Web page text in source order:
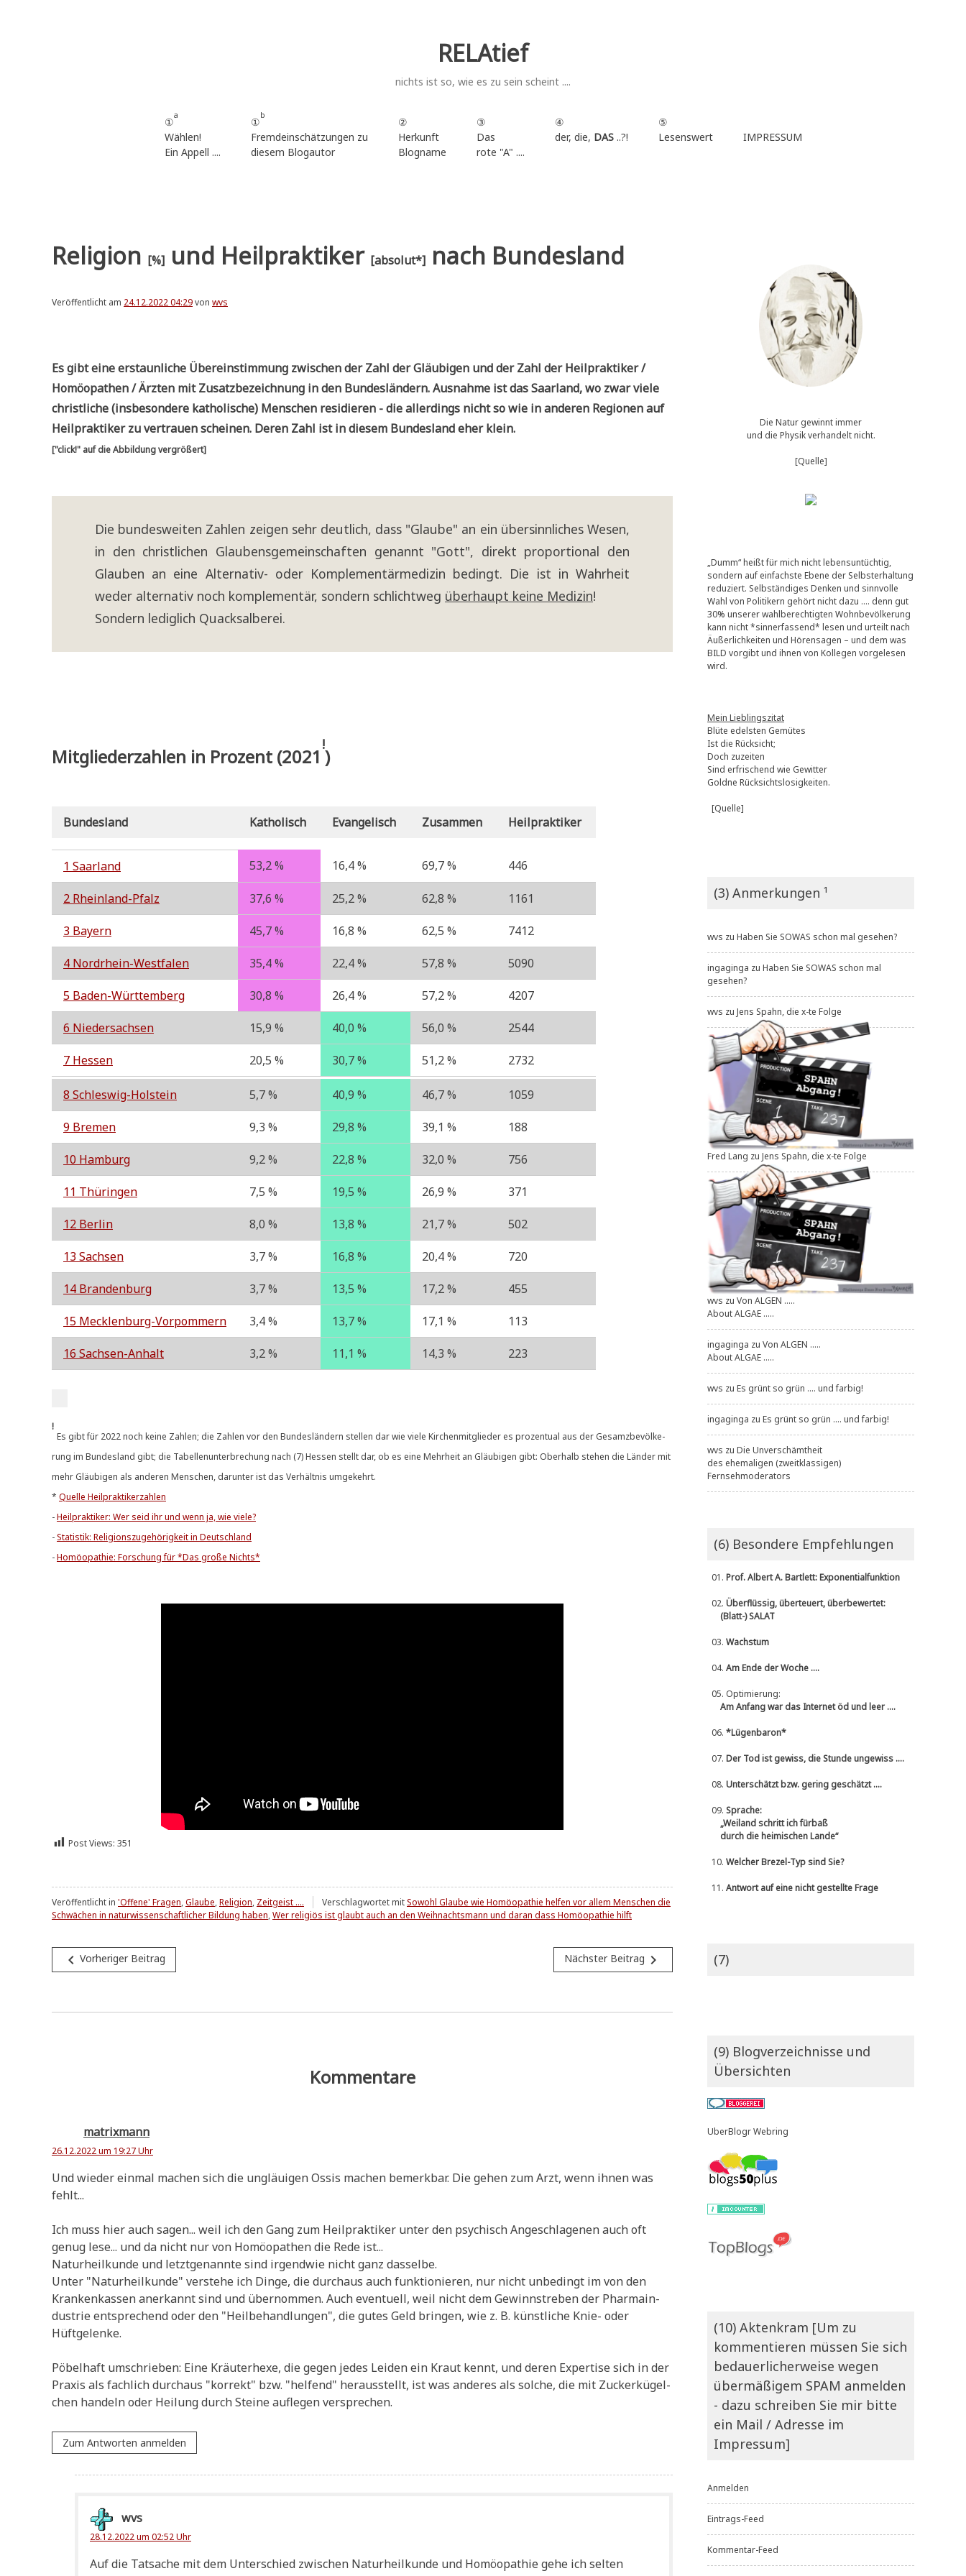
RELAtief
nichts ist so, wie es zu sein scheint ....
①
a
Wählen!
Ein Appell ....
①
b
Fremdeinschätzungen zu
diesem Blogautor
②
Herkunft
Blogname
③
Das
rote "A" ....
④
der, die, DAS..?!
⑤
Lesenswert
IMPRESSUM
Religion [%] und Heilpraktiker [absolut*] nach Bundesland
Veröffentlicht am 24.12.2022 04:29von wvs
Es gibt eine erstaun­li­che Über­ein­stim­mung zwi­schen der Zahl der Gläu­bi­gen und der Zahl der Heil­prak­ti­ker /
Homöo­pa­then / Ärz­ten mit Zusatz­be­zeich­nung in den Bun­des­län­dern. Aus­nah­me ist das Saar­land, wo zwar vie­le
christ­li­che (ins­be­son­de­re katho­li­sche) Men­schen resi­die­ren - die aller­dings nicht so wie in ande­ren Regio­nen auf
Heil­prak­ti­ker zu ver­trau­en schei­nen. Deren Zahl ist in die­sem Bun­des­land eher klein.
["click!" auf die Abbil­dung ver­grö­ßert]
Die bun­des­wei­ten Zah­len zei­gen sehr deut­lich, dass "Glau­be" an ein über­sinn­li­ches Wesen,
in den christ­li­chen Glau­bens­ge­mein­schaf­ten genannt "Gott", direkt pro­por­tio­nal den
Glau­ben an eine Alter­na­tiv- oder Kom­ple­men­tär­me­di­zin bedingt. Die ist in Wahr­heit
weder alter­na­tiv noch kom­ple­men­tär, son­dern schlicht­weg über­haupt kei­ne Medi­zin!
Son­dern ledig­lich Quack­sal­be­rei.
Mitgliederzahlen in Prozent (2021
!
)
Bundesland Katholisch Evangelisch Zusammen Heilpraktiker
1 Saar­land 53,2 % 16,4 % 69,7 % 446
2 Rhein­land-Pfalz 37,6 % 25,2 % 62,8 % 1161
3 Bay­ern 45,7 % 16,8 % 62,5 % 7412
4 Nord­rhein-West­fa­len 35,4 % 22,4 % 57,8 % 5090
5 Baden-Würt­tem­berg 30,8 % 26,4 % 57,2 % 4207
6 Nie­der­sach­sen 15,9 % 40,0 % 56,0 % 2544
7 Hes­sen 20,5 % 30,7 % 51,2 % 2732
8 Schles­wig-Hol­stein 5,7 % 40,9 % 46,7 % 1059
9 Bre­men 9,3 % 29,8 % 39,1 % 188
10 Ham­burg 9,2 % 22,8 % 32,0 % 756
11 Thü­rin­gen 7,5 % 19,5 % 26,9 % 371
12 Ber­lin 8,0 % 13,8 % 21,7 % 502
13 Sach­sen 3,7 % 16,8 % 20,4 % 720
14 Bran­den­burg 3,7 % 13,5 % 17,2 % 455
15 Meck­len­burg-Vor­pom­mern 3,4 % 13,7 % 17,1 % 113
16 Sach­sen-Anhalt 3,2 % 11,1 % 14,3 % 223
!
Es gibt für 2022 noch kei­ne Zah­len; die Zah­len vor den Bun­des­län­dern stel­len dar wie vie­le Kir­chen­mit­glie­der es pro­zen­tu­al aus der Gesamz­be­völ­ke­
rung im Bun­des­land gibt; die Tabel­len­un­ter­bre­chung nach (7) Hes­sen stellt dar, ob es eine Mehr­heit an Gläu­bi­gen gibt: Ober­halb ste­hen die Län­der mit
mehr Gläu­bi­gen als ande­ren Men­schen, dar­un­ter ist das Ver­hält­nis umgekehrt.
* Quel­le Heilpraktikerzahlen
-Heil­prak­ti­ker: Wer seid ihr und wenn ja, wie viele?
-Sta­ti­stik: Reli­gi­ons­zu­ge­hö­rig­keit in Deutschland
-Homöo­pa­thie: For­schung für *Das gro­ße Nichts*
Post Views: 351
Veröffentlicht in 'Offene' Fragen,Glaube,Religion, Zeitgeist .... Verschlagwortet mitSowohl Glaube wie Homöopathie helfen vor allem Menschen die
Schwächen in naturwissenschaftlicher Bildung haben,Wer religiös ist glaubt auch an den Weihnachtsmann und daran dass Homöopathie hilft
Beitragsnavigation
navigate_before Vorheriger Beitrag Nächster Beitrag navigate_next
Kommentare
matrixmann
26.12.2022 um 19:27 Uhr
Und wie­der ein­mal machen sich die ungläu­igen Ossis machen bemerk­bar. Die gehen zum Arzt, wenn ihnen was
fehlt...
Ich muss hier auch sagen... weil ich den Gang zum Heil­prak­ti­ker unter den psy­chisch Ange­schla­ge­nen auch oft
genug lese... und da nicht nur von Homöo­pa­then die Rede ist...
Natur­heil­kun­de und letzt­ge­nann­te sind irgend­wie nicht ganz dasselbe.
Unter "Natur­heil­kun­de" ver­ste­he ich Din­ge, die durch­aus auch funk­tio­nie­ren, nur nicht unbe­dingt im von den
Kran­ken­kas­sen aner­kannt sind und über­nom­men. Auch even­tu­ell, weil nicht dem Gewinn­stre­ben der Phar­ma­in­
du­strie ent­spre­chend oder den "Heil­be­hand­lun­gen", die gutes Geld brin­gen, wie z. B. künst­li­che Knie- oder
Hüftgelenke.
Pöbel­haft umschrie­ben: Eine Kräu­ter­he­xe, die gegen jedes Lei­den ein Kraut kennt, und deren Exper­ti­se sich in der
Pra­xis als fach­lich durch­aus "kor­rekt" bzw. "hel­fend" her­aus­stellt, ist was ande­res als sol­che, die mit Zucker­kü­gel­
chen han­deln oder Hei­lung durch Stei­ne auf­le­gen versprechen.
Zum Antworten anmelden
wvs
28.12.2022 um 02:52 Uhr
Auf die Tat­sa­che mit dem Unter­schied zwi­schen Natur­heil­kun­de und Homöo­pa­thie gehe ich sel­ten
Die Natur gewinnt immer
und die Physik verhandelt nicht.
[Quelle]
„Dumm“ heißt für mich nicht lebensuntüchtig,
sondern auf einfachste Ebene der Selbsterhaltung
reduziert. Selbständiges Denken und sinnvolle
Wahl von Politikern gehört nicht dazu …. denn gut
30% unserer wahlberechtigten Wohnbevölkerung
kann nicht *sinnerfassend* lesen und urteilt nach
Äußerlichkeiten und Hörensagen – und dem was
BILD vorgibt und ihnen von Kollegen vorgelesen
wird.
Mein Lieblingszitat
Blüte edelsten Gemütes
Ist die Rücksicht;
Doch zuzeiten
Sind erfrischend wie Gewitter
Goldne Rücksichtslosigkeiten.
[Quelle]
(3) Anmerkungen ¹
wvs zu Haben Sie SOWAS schon mal gesehen?
ingaginga zu Haben Sie SOWAS schon mal
gesehen?
wvs zu Jens Spahn, die x-te Folge
Fred Lang zu Jens Spahn, die x-te Folge
wvs zu Von ALGEN .....
About ALGAE .....
ingaginga zu Von ALGEN .....
About ALGAE .....
wvs zu Es grünt so grün .... und farbig!
ingaginga zu Es grünt so grün .... und farbig!
wvs zu Die Unverschämtheit
des ehemaligen (zweitklassigen)
Fernsehmoderators
(6) Besondere Empfehlungen
01. Prof. Albert A. Bartlett: Exponentialfunktion
02. Überflüssig, überteuert, überbewertet:
(Blatt-) SALAT
03. Wachstum
04. Am Ende der Woche ....
05. Optimierung:
Am Anfang war das Internet öd und leer ....
06. *Lügenbaron*
07. Der Tod ist gewiss, die Stunde ungewiss ....
08. Unterschätzt bzw. gering geschätzt ....
09. Sprache:
„Weiland schritt ich fürbaß
durch die heimischen Lande“
10. Welcher Brezel-Typ sind Sie?
11. Antwort auf eine nicht gestellte Frage
(7)
(9) Blogverzeichnisse und
Übersichten
UberBlogr Webring
(10) Aktenkram [Um zu
kommentieren müssen Sie sich
bedauerlicherweise wegen
übermäßigem SPAM anmelden
- dazu schreiben Sie mir bitte
ein Mail / Adresse im
Impressum]
Anmelden
Eintrags-Feed
Kommentar-Feed